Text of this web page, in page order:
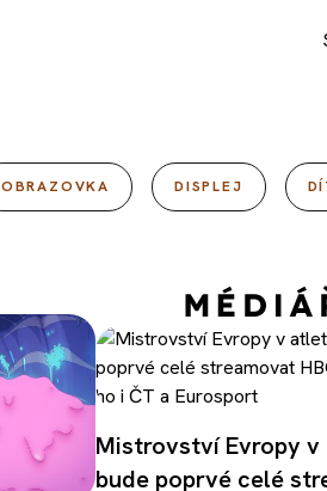
OBRAZOVKA DISPLEJ
Mistrovství Evropy
bude poprvé celé